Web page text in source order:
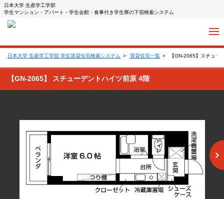
日本大学 生産学工学部
学生マンション・アパート・学生会館・食事付き学生寮の下宿検索システム
日本大学 生産学工学部 学生賃貸住宅検索システム 賃貸住宅一覧 【GN-2065】スチュー
【GN-2065】 スチューデントハイツ前原 4階